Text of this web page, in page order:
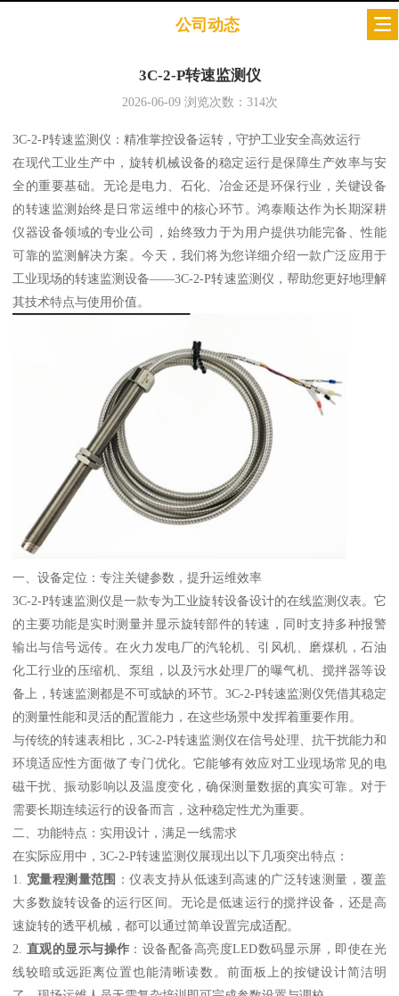
公司动态
3C-2-P转速监测仪
2026-06-09浏览次数： 314次
3C-2-P转速监测仪：精准掌控设备运转，守护工业安全高效运行
在现代工业生产中，旋转机械设备的稳定运行是保障生产效率与安
全的重要基础。无论是电力、石化、冶金还是环保行业，关键设备
的转速监测始终是日常运维中的核心环节。鸿泰顺达作为长期深耕
仪器设备领域的专业公司，始终致力于为用户提供功能完备、性能
可靠的监测解决方案。今天，我们将为您详细介绍一款广泛应用于
工业现场的转速监测设备——3C-2-P转速监测仪，帮助您更好地理解
其技术特点与使用价值。
一、设备定位：专注关键参数，提升运维效率
3C-2-P转速监测仪是一款专为工业旋转设备设计的在线监测仪表。它
的主要功能是实时测量并显示旋转部件的转速，同时支持多种报警
输出与信号远传。在火力发电厂的汽轮机、引风机、磨煤机，石油
化工行业的压缩机、泵组，以及污水处理厂的曝气机、搅拌器等设
备上，转速监测都是不可或缺的环节。3C-2-P转速监测仪凭借其稳定
的测量性能和灵活的配置能力，在这些场景中发挥着重要作用。
与传统的转速表相比，3C-2-P转速监测仪在信号处理、抗干扰能力和
环境适应性方面做了专门优化。它能够有效应对工业现场常见的电
磁干扰、振动影响以及温度变化，确保测量数据的真实可靠。对于
需要长期连续运行的设备而言，这种稳定性尤为重要。
二、功能特点：实用设计，满足一线需求
在实际应用中，3C-2-P转速监测仪展现出以下几项突出特点：
1. 宽量程测量范围 ：仪表支持从低速到高速的广泛转速测量，覆盖
大多数旋转设备的运行区间。无论是低速运行的搅拌设备，还是高
速旋转的透平机械，都可以通过简单设置完成适配。
2. 直观的显示与操作 ：设备配备高亮度LED数码显示屏，即使在光
线较暗或远距离位置也能清晰读数。前面板上的按键设计简洁明